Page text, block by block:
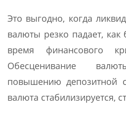
Это выгодно, когда
валюты резко падает,
время финансового
Обесценивание
повышению депозитной
валюта стабилизируется,